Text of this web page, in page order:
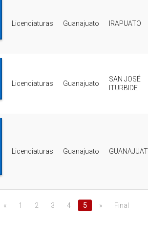
Licenciaturas Guanajuato IRAPUATO
Licenciaturas Guanajuato
SAN JOSÉ
ITURBIDE
Licenciaturas Guanajuato
« 1 2 3 4 5 » Final